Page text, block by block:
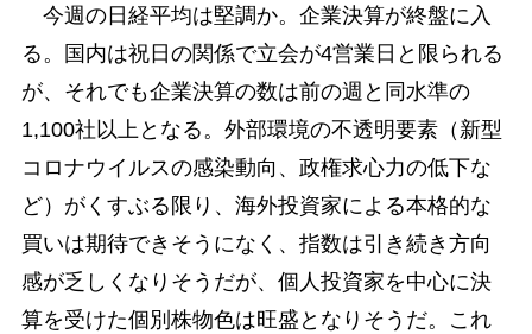
今週の日経平均は堅調か。企業決算が終盤に入
る。国内は祝日の関係で立会が4営業日と限られる
が、それでも企業決算の数は前の週と同水準の
1,100社以上となる。外部環境の不透明要素（新型
コロナウイルスの感染動向、政権求心力の低下な
ど）がくすぶる限り、海外投資家による本格的な
買いは期待できそうになく、指数は引き続き方向
感が乏しくなりそうだが、個人投資家を中心に決
算を受けた個別株物色は旺盛となりそうだ。これ